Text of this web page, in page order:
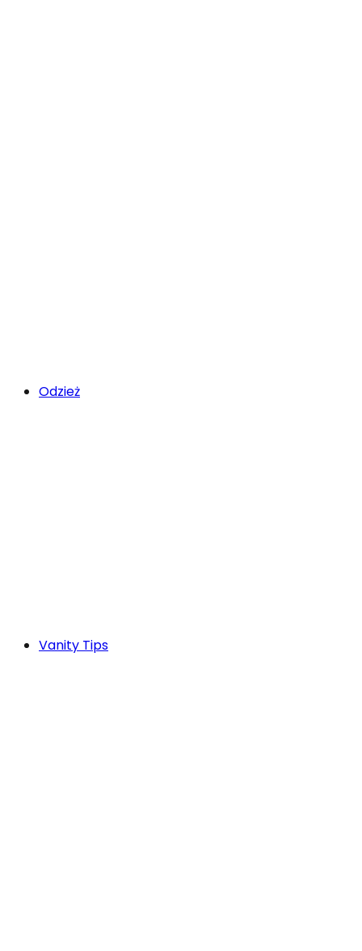
Odzież
Vanity Tips